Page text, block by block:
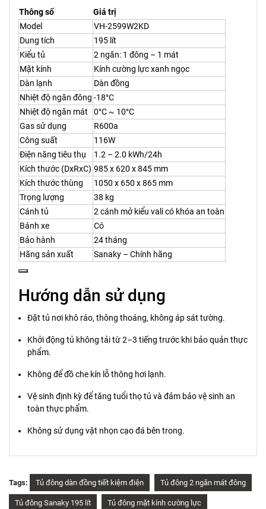
Thông số
Giá trị
Model
VH-2599W2KD
Dung tích
195 lít
Kiểu tủ
2 ngăn: 1 đông – 1 mát
Mặt kính
Kính cường lực xanh ngọc
Dàn lạnh
Dàn đồng
Nhiệt độ ngăn đông -18°C
Nhiệt độ ngăn mát
0°C ~ 10°C
Gas sử dụng
R600a
Công suất
116W
Điện năng tiêu thụ
1.2 – 2.0 kWh/24h
Kích thước (DxRxC) 985 x 620 x 845 mm
Kích thước thùng
1050 x 650 x 865 mm
Trọng lượng
38 kg
Cánh tủ
2 cánh mở kiểu vali có khóa an toàn
Bánh xe
Có
Bảo hành
24 tháng
Hãng sản xuất
Sanaky – Chính hãng
Hướng dẫn sử dụng
Đặt tủ nơi khô ráo, thông thoáng, không áp sát tường.
Khởi động tủ không tải từ 2–3 tiếng trước khi bảo quản thực
phẩm.
Không để đồ che kín lỗ thông hơi lạnh.
Vệ sinh định kỳ để tăng tuổi thọ tủ và đảm bảo vệ sinh an
toàn thực phẩm.
Không sử dụng vật nhọn cạo đá bên trong.
Tags: Tủ đông dàn đồng tiết kiệm điện Tủ đông 2 ngăn mát đông
Tủ đông Sanaky 195 lít Tủ đông mặt kính cường lực